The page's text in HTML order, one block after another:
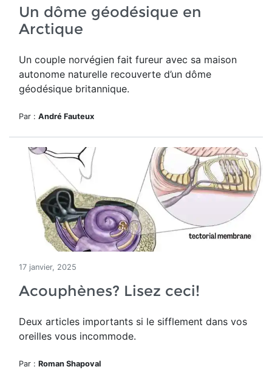
Un dôme géodésique en
Arctique
Un couple norvégien fait fureur avec sa maison
autonome naturelle recouverte d’un dôme
géodésique britannique.
Par : André Fauteux
17 janvier, 2025
Acouphènes? Lisez ceci!
Deux articles importants si le sifflement dans vos
oreilles vous incommode.
Par : Roman Shapoval